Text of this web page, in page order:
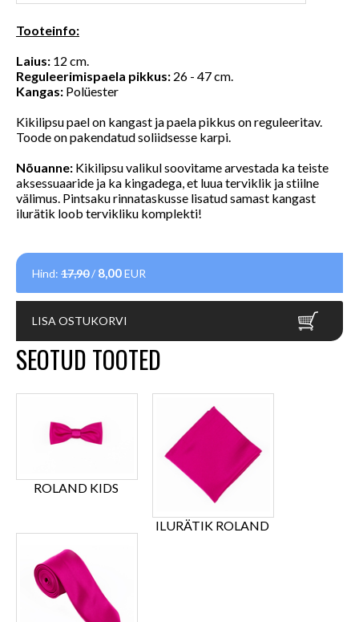
Tooteinfo:
Laius: 12 cm.
Reguleerimispaela pikkus: 26 - 47 cm.
Kangas: Polüester
Kikilipsu pael on kangast ja paela pikkus on reguleeritav.
Toode on pakendatud soliidsesse karpi.
Nõuanne: Kikilipsu valikul soovitame arvestada ka teiste
aksessuaaride ja ka kingadega, et luua terviklik ja stiilne
välimus. Pintsaku rinnataskusse lisatud samast kangast
ilurätik loob tervikliku komplekti!
Hind: 17,90/ 8,00EUR
LISA OSTUKORVI
SEOTUD TOOTED
ROLAND KIDS
ILURÄTIK ROLAND